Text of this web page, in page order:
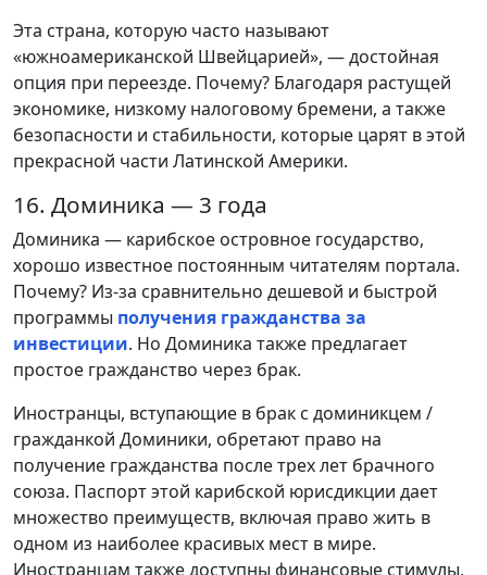
Эта страна, которую часто называют
«южноамериканской Швейцарией», — достойная
опция при переезде. Почему? Благодаря растущей
экономике, низкому налоговому бремени, а также
безопасности и стабильности, которые царят в этой
прекрасной части Латинской Америки.
16. Доминика — 3 года
Доминика — карибское островное государство,
хорошо известное постоянным читателям портала.
Почему? Из-за сравнительно дешевой и быстрой
программы получения гражданства за
инвестиции. Но Доминика также предлагает
простое гражданство через брак.
Иностранцы, вступающие в брак с доминикцем /
гражданкой Доминики, обретают право на
получение гражданства после трех лет брачного
союза. Паспорт этой карибской юрисдикции дает
множество преимуществ, включая право жить в
одном из наиболее красивых мест в мире.
Иностранцам также доступны финансовые стимулы,